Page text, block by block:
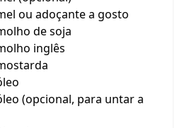
ou adoçante a gosto
de soja
inglês
(opcional, para untar a